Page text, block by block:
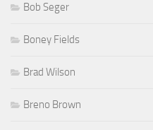
Bob Seger
Boney Fields
Brad Wilson
Breno Brown